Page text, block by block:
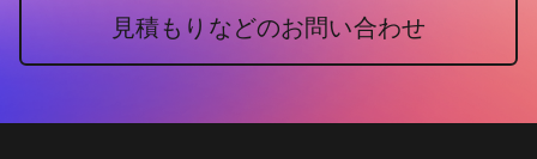
見積もりなどのお問い合わせ